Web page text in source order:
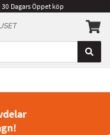
Dagars Öppet köp